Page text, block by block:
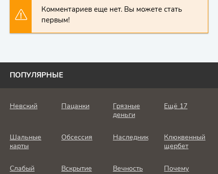
Комментариев еще нет. Вы можете стать
первым!
ПОПУЛЯРНЫЕ
Невский Пацанки
Грязные
деньги
Ещё 17
Шальные
карты
Обсессия Наследник
Клюквенный
щербет
Слабый
Вскрытие
Вечность
Почему